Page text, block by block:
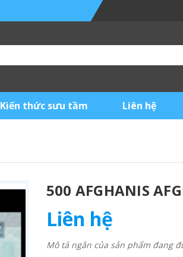
Kiến thức sưu tầm Liên hệ
500 AFGHANIS
Liên hệ
Mô tả ngắn của sản phẩm đang